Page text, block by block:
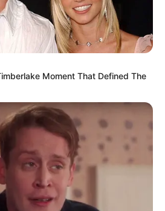
Moment That Defined The